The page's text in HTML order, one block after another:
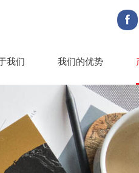
我们 我们的优势